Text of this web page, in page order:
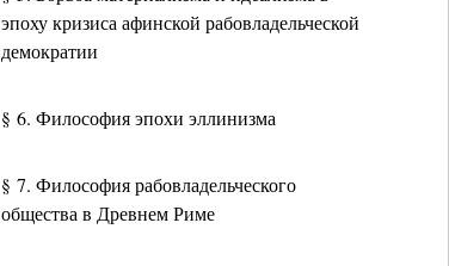
эпоху кризиса афинской рабовладельческой
демократии
§ 6. Философия эпохи эллинизма
§ 7. Философия рабовладельческого
общества в Древнем Риме